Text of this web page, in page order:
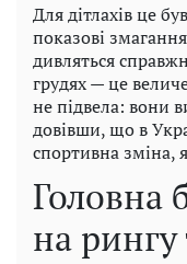
Для дітлахів це
показові
дивляться
грудях — це
не підвела: вони
довівши, що в
спортивна зміна,
Головна
на рингу